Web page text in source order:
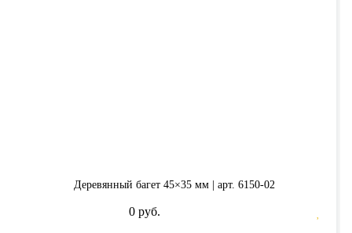
Деревянный багет 45×35 мм | арт. 6150-02
0 руб.